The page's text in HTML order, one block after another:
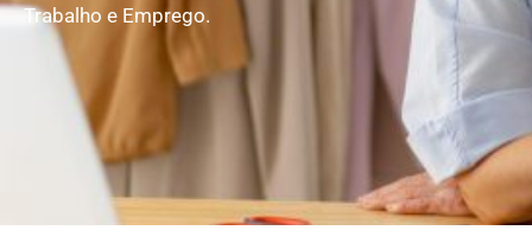
Trabalho e Emprego.